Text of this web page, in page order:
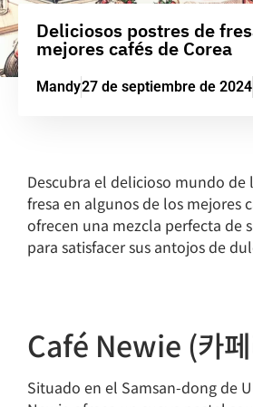
Deliciosos postres de
mejores cafés de Corea
Mandy27 de septiembre de 2024
Descubra el delicioso mundo de
fresa en algunos de los mejores
ofrecen una mezcla perfecta de
para satisfacer sus antojos de
Café Newie (카
Situado en el Samsan-dong de